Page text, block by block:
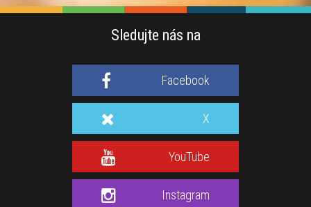
Sledujte nás na
Facebook
X
YouTube
Instagram